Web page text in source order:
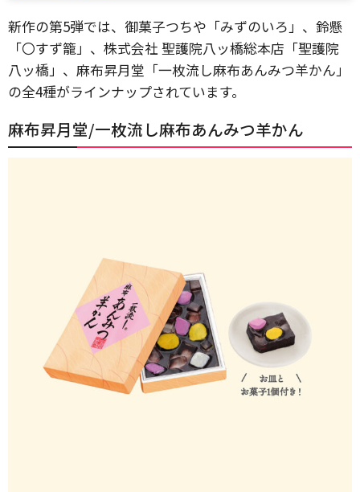
新作の第5弾では、御菓子つちや「みずのいろ」、鈴懸
「〇すず籠」、株式会社 聖護院八ッ橋総本店「聖護院
八ッ橋」、麻布昇月堂「一枚流し麻布あんみつ羊かん」
の全4種がラインナップされています。
麻布昇月堂/一枚流し麻布あんみつ羊かん